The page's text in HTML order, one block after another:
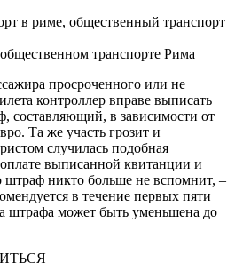
транспорте Рима
просроченного или не
контроллер вправе выписать
составляющий, в зависимости от
Та же участь грозит и
случилась подобная
выписанной квитанции и
штраф никто больше не вспомнит, –
в течение первых пяти
штрафа может быть уменьшена до